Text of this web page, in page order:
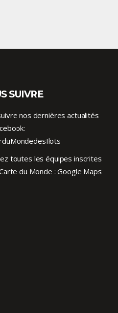
SUIVRE
nos dernières actualités
toutes les équipes inscrites
du Monde :Google Maps